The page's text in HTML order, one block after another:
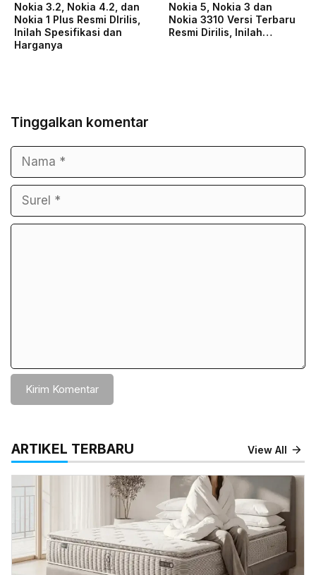
Nokia 3.2, Nokia 4.2, dan
Nokia 1 Plus Resmi DIrilis,
Inilah Spesifikasi dan
Harganya
Nokia 5, Nokia 3 dan
Nokia 3310 Versi Terbaru
Resmi Dirilis, Inilah…
Tinggalkan komentar
Nama
Surel
Komentar
ARTIKEL TERBARU View All